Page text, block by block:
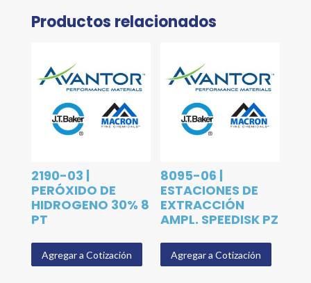
Productos relacionados
2190-03 |
PERÓXIDO DE
HIDROGENO 30% 8
PT
Agregar a Cotización
8095-06 |
ESTACIONES DE
EXTRACCIÓN
AMPL. SPEEDISK PZ
Agregar a Cotización